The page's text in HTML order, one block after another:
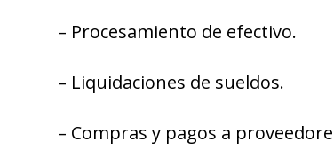
– Procesamiento de efectivo.
– Liquidaciones de sueldos.
– Compras y pagos a